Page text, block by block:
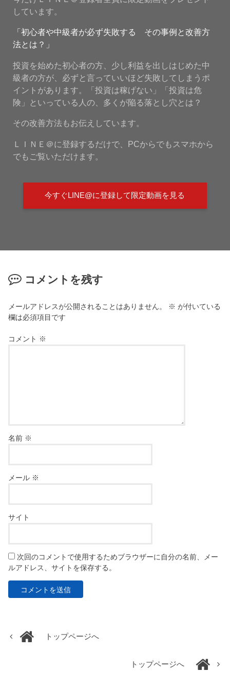
しています。
「初心者や中級者が必ず失敗する その事例と改善方
法とは？」
投資を始めた初心者の方、少し利益を出しはじめた中
級者の方が、必ずと言っていいほど失敗してしまうポ
イントがあります。「投資は稼げない」「投資は危
険」といっている人の、多くが陥る落とし穴とは？
その改善方法もお伝えしています。
ＬＩＮＥ＠に登録するだけで、PCからでもスマホから
でもご覧いただけます。
今すぐLINE@に登録して限定動画を見る
コメントを残す
メールアドレスが公開されることはありません。 ※ が付いている
欄は必須項目です
コメント ※
名前 ※
メール ※
サイト
次回のコメントで使用するためブラウザーに自分の名前、メー
ルアドレス、サイトを保存する。
トップページへ
トップページへ